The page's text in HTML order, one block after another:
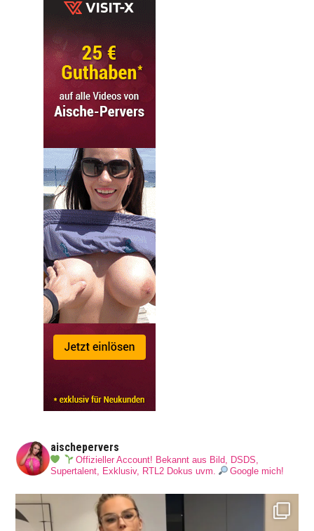
aischepervers
Offizieller Account! Bekannt aus Bild, DSDS,
Supertalent, Exklusiv, RTL2 Dokus uvm.
Google mich!